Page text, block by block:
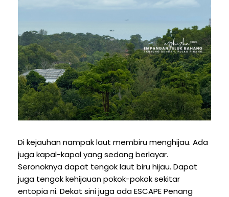
Di kejauhan nampak laut membiru menghijau. Ada
juga kapal-kapal yang sedang berlayar.
Seronoknya dapat tengok laut biru hijau. Dapat
juga tengok kehijauan pokok-pokok sekitar
entopia ni. Dekat sini juga ada ESCAPE Penang